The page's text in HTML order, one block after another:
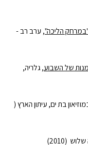
הליכה", ערב רב -
,גלריה,
בת ים, עיתון הארץ (
(2010)